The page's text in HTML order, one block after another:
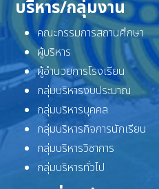
บริหาร/กลุ่มงาน
คณะกรรมการสถานศึกษา
ผู้บริหาร
ผู้อำนวยการโรงเรียน
กลุ่มบริหารงบประมาณ
กลุ่มบริหารบุคคล
กลุ่มบริหารกิจการนักเรียน
กลุ่มบริหารวิชาการ
กลุ่มบริหารทั่วไป